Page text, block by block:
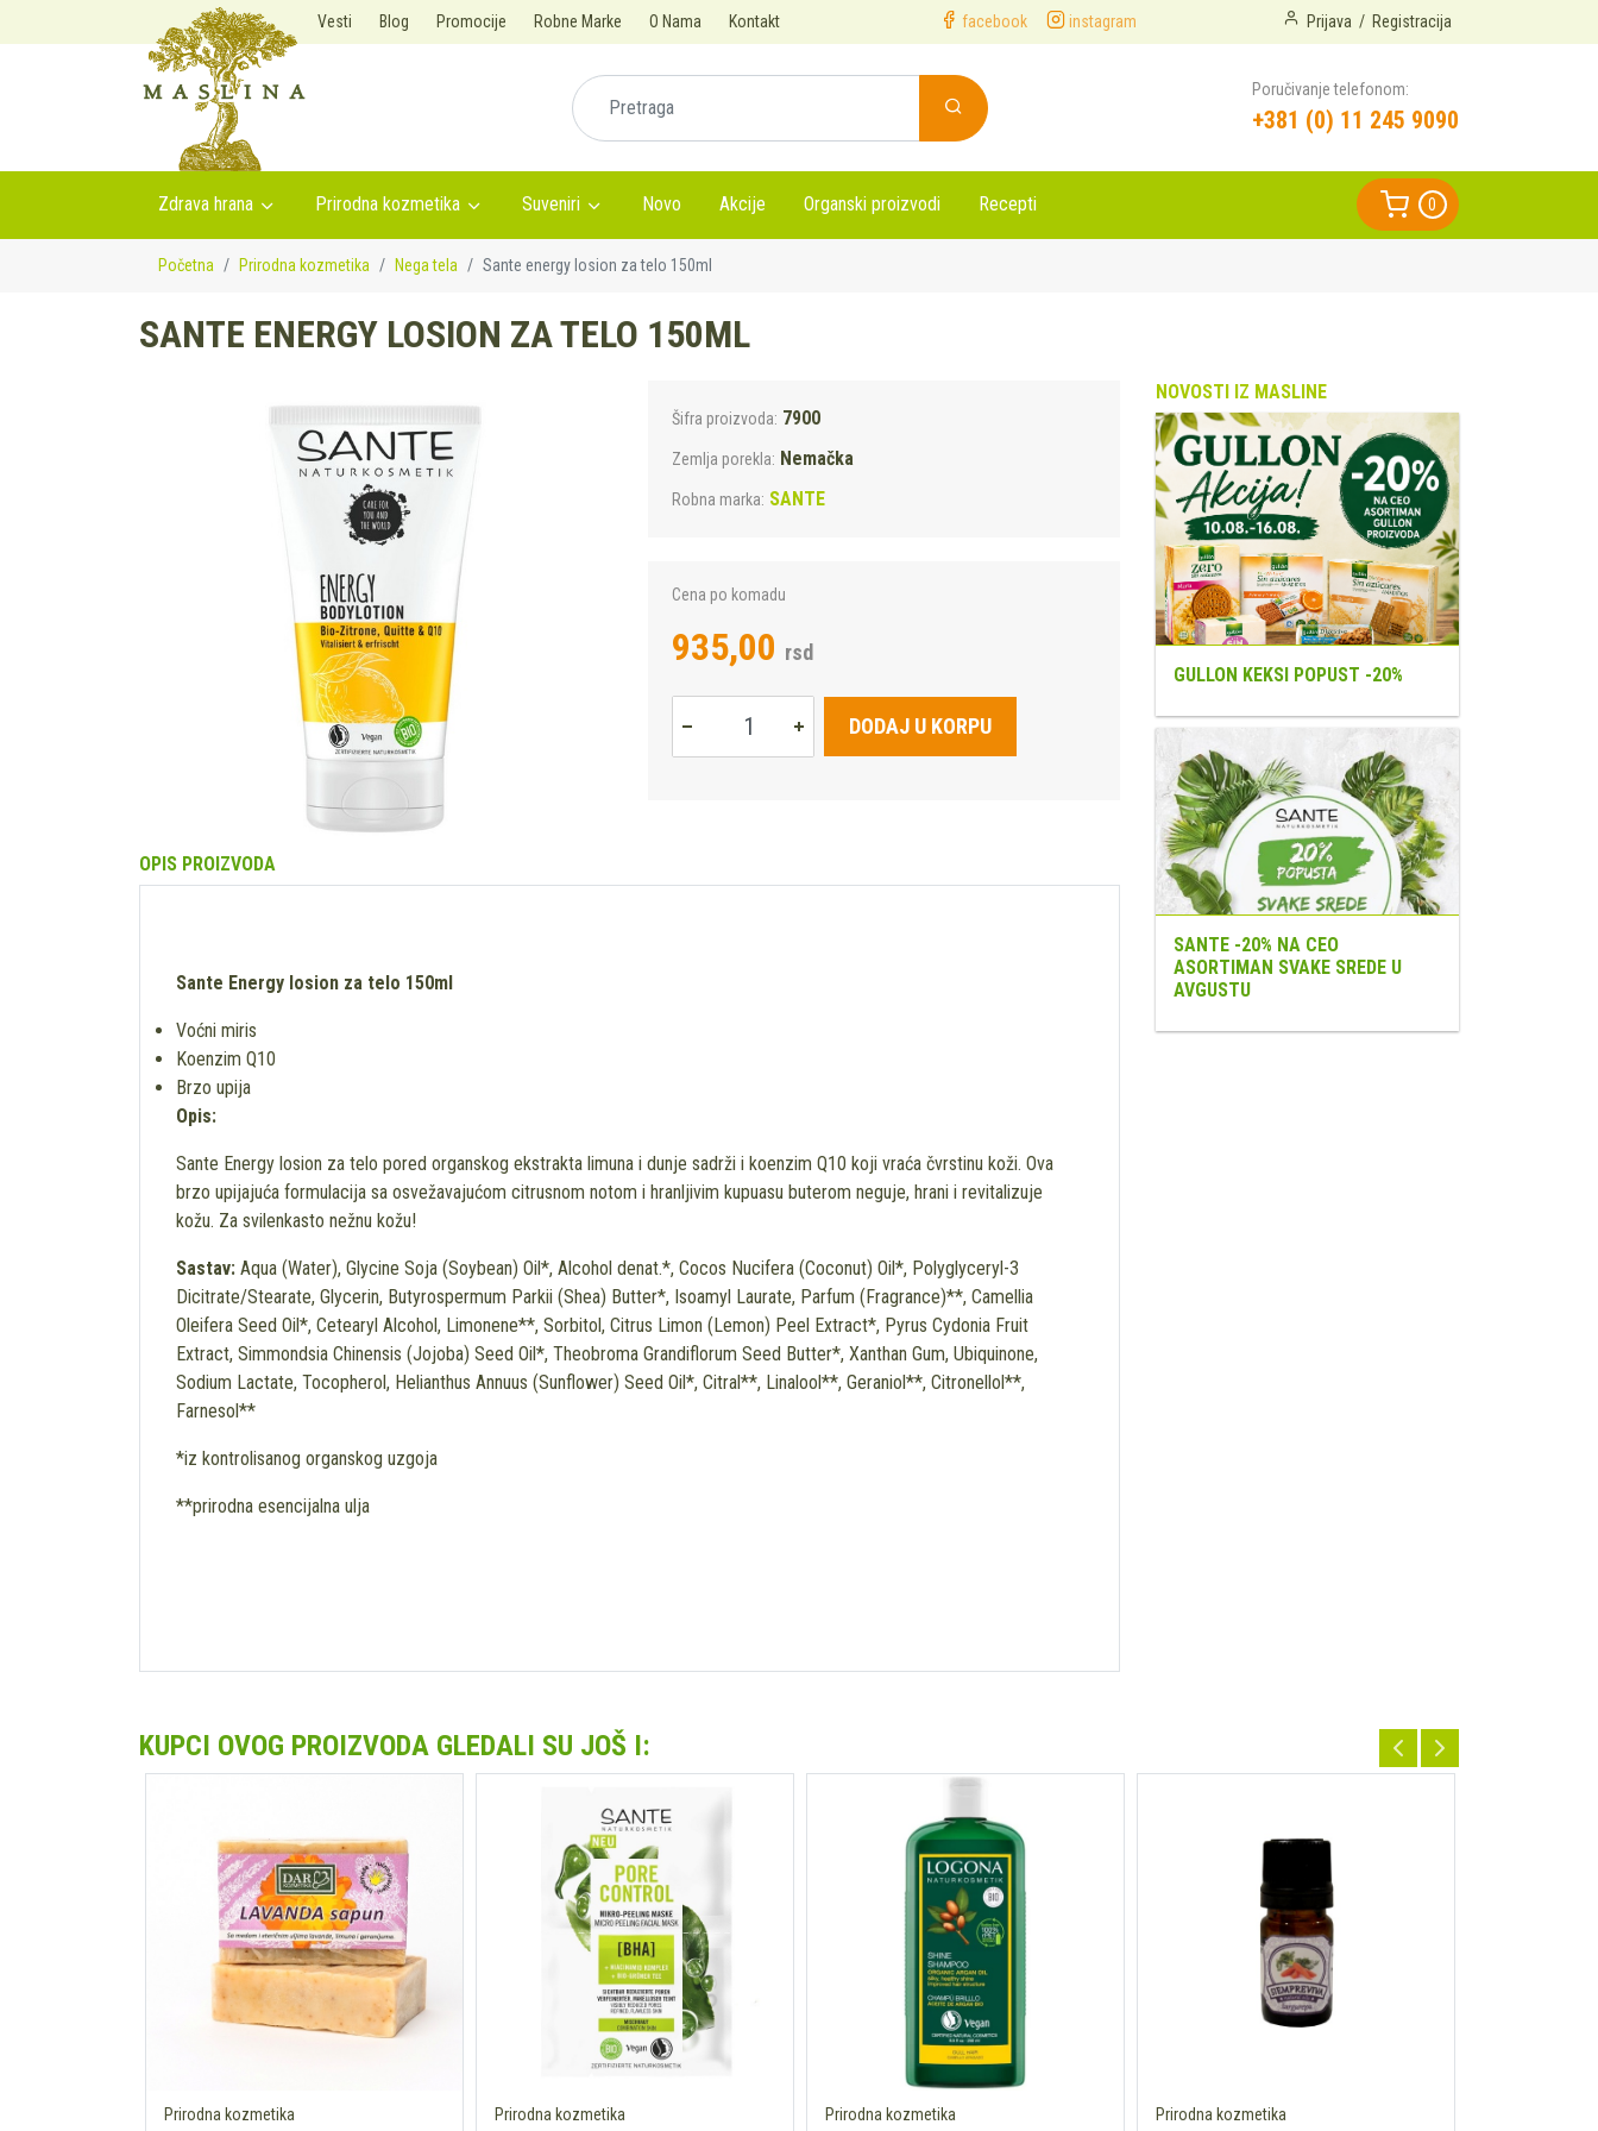
Vesti Blog Promocije Robne Marke O Nama Kontakt facebook instagram Prijava / Registracija
Poručivanje telefonom:
+381 (0) 11 245 9090
Zdrava hrana Prirodna kozmetika Suveniri Novo Akcije Organski proizvodi Recepti 0
Početna Prirodna kozmetika Nega tela Sante energy losion za telo 150ml
SANTE ENERGY LOSION ZA TELO 150ML
Šifra proizvoda: 7900
Zemlja porekla: Nemačka
Robna marka: SANTE
Cena po komadu
935,00 rsd
DODAJ U KORPU
OPIS PROIZVODA
Sante Energy losion za telo 150ml
Voćni miris
Koenzim Q10
Brzo upija
Opis:
Sante Energy losion za telo pored organskog ekstrakta limuna i dunje sadrži i koenzim Q10 koji vraća čvrstinu koži. Ova
brzo upijajuća formulacija sa osvežavajućom citrusnom notom i hranljivim kupuasu buterom neguje, hrani i revitalizuje
kožu. Za svilenkasto nežnu kožu!
Sastav: Aqua (Water), Glycine Soja (Soybean) Oil*, Alcohol denat.*, Cocos Nucifera (Coconut) Oil*, Polyglyceryl-3
Dicitrate/Stearate, Glycerin, Butyrospermum Parkii (Shea) Butter*, Isoamyl Laurate, Parfum (Fragrance)**, Camellia
Oleifera Seed Oil*, Cetearyl Alcohol, Limonene**, Sorbitol, Citrus Limon (Lemon) Peel Extract*, Pyrus Cydonia Fruit
Extract, Simmondsia Chinensis (Jojoba) Seed Oil*, Theobroma Grandiflorum Seed Butter*, Xanthan Gum, Ubiquinone,
Sodium Lactate, Tocopherol, Helianthus Annuus (Sunflower) Seed Oil*, Citral**, Linalool**, Geraniol**, Citronellol**,
Farnesol**
*iz kontrolisanog organskog uzgoja
**prirodna esencijalna ulja
NOVOSTI IZ MASLINE
GULLON KEKSI POPUST -20%
SANTE -20% NA CEO
ASORTIMAN SVAKE SREDE U
AVGUSTU
KUPCI OVOG PROIZVODA GLEDALI SU JOŠ I:
Prirodna kozmetika Prirodna kozmetika Prirodna kozmetika Prirodna kozmetika